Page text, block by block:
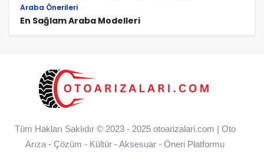
Araba Önerileri
En Sağlam Araba Modelleri
Tüm Hakları Saklıdır © 2023 - 2025 otoarizalari.com | Oto
Arıza - Çözüm - Kültür - Aksesuar - Öneri Platformu